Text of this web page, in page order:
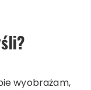
wyobrażam,